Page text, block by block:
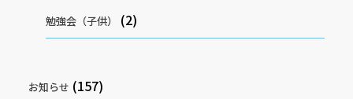
勉強会（子供） (2)
お知らせ (157)